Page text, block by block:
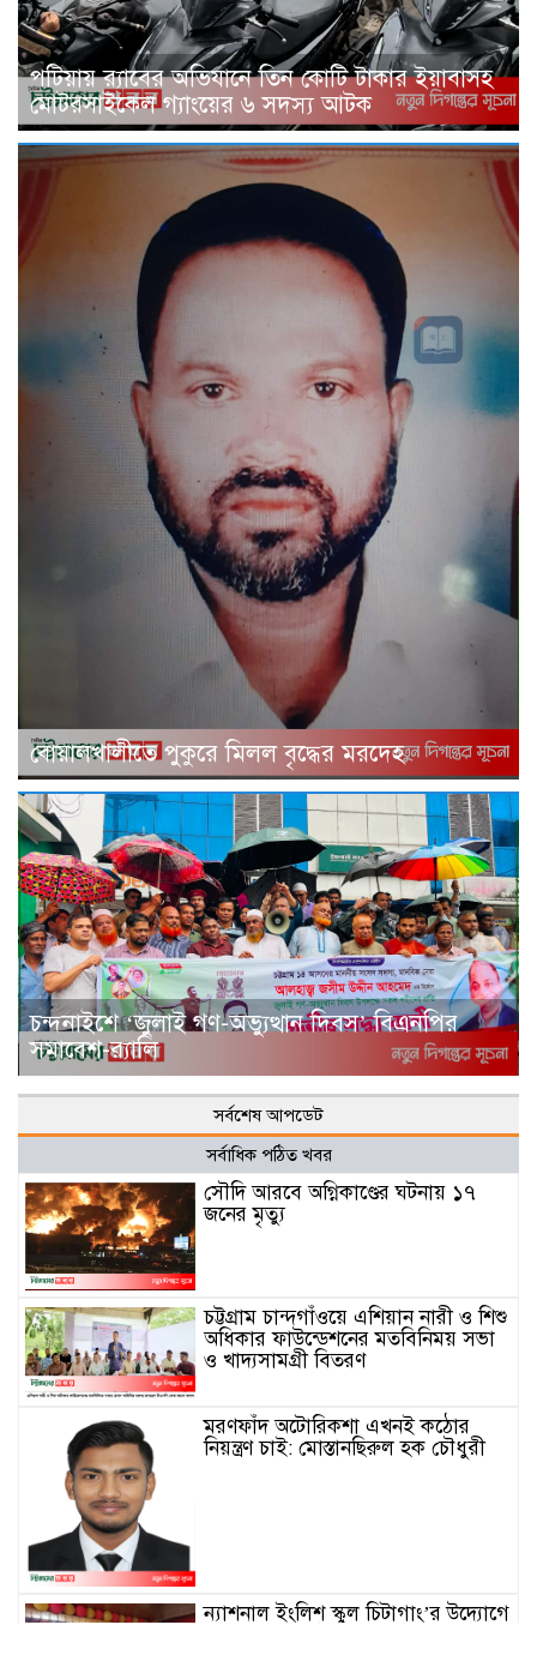
পটিয়ায় র‍্যাবের অভিযানে তিন কোটি টাকার ইয়াবাসহ
মোটরসাইকেল গ্যাংয়ের ৬ সদস্য আটক
বোয়ালখালীতে পুকুরে মিলল বৃদ্ধের মরদেহ
চন্দনাইশে ‘জুলাই গণ-অভ্যুত্থান দিবস’ বিএনপির
সমাবেশ-র‌্যালি
সর্বশেষ আপডেট
সর্বাধিক পঠিত খবর
সৌদি আরবে অগ্নিকাণ্ডের ঘটনায় ১৭
জনের মৃত্যু
চট্টগ্রাম চান্দগাঁওয়ে এশিয়ান নারী ও শিশু
অধিকার ফাউন্ডেশনের মতবিনিময় সভা
ও খাদ্যসামগ্রী বিতরণ
মরণফাঁদ অটোরিকশা এখনই কঠোর
নিয়ন্ত্রণ চাই: মোস্তানছিরুল হক চৌধুরী
ন্যাশনাল ইংলিশ স্কুল চিটাগাং’র উদ্যোগে